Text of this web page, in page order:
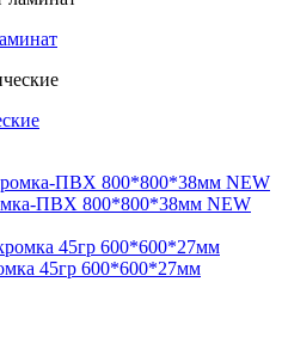
ПВХ 800*800*38мм NEW
45гр 600*600*27мм